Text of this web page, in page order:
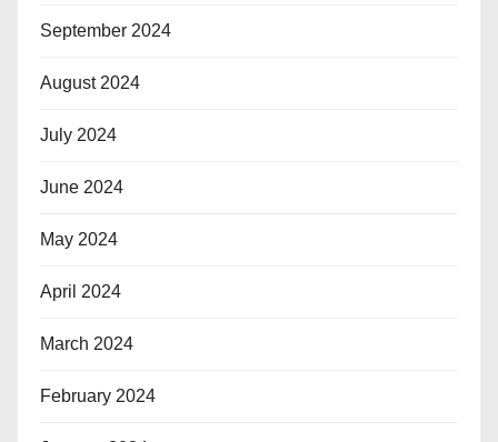
September 2024
August 2024
July 2024
June 2024
May 2024
April 2024
March 2024
February 2024